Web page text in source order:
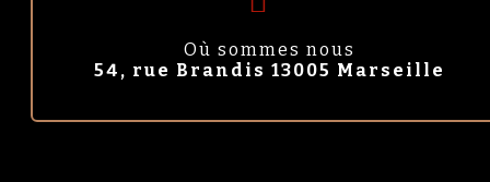
Où sommes nous
54, rue Brandis 13005 Marseille